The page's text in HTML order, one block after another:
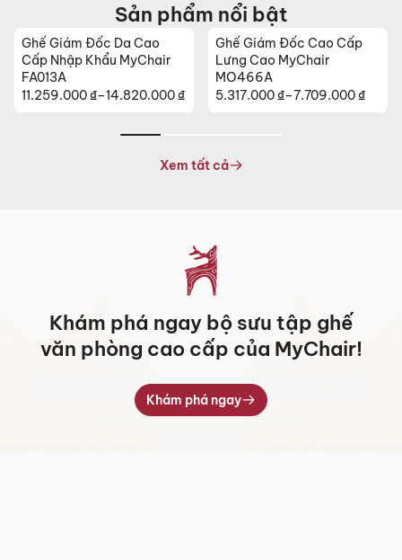
Sản phẩm nổi bật
Ghế Giám Đốc Da Cao
Cấp Nhập Khẩu MyChair
FA013A
11.259.000₫–14.820.000₫
Khoảng
Ghế Giám Đốc Cao Cấp
Lưng Cao MyChair
MO466A
5.317.000₫–7.709.000₫
Khoảng
5.317.000 ₫
Xem tất cả
Khám phá ngay bộ sưu tập ghế
văn phòng cao cấp của MyChair!
Khám phá ngay